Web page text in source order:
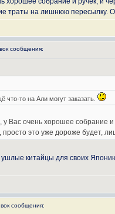
траты на лишнюю пересылку.
сообщения:
то на Али могут заказать.
Вас очень хорошее собрание
это уже дороже будет,
китайцы для своих
сообщения: